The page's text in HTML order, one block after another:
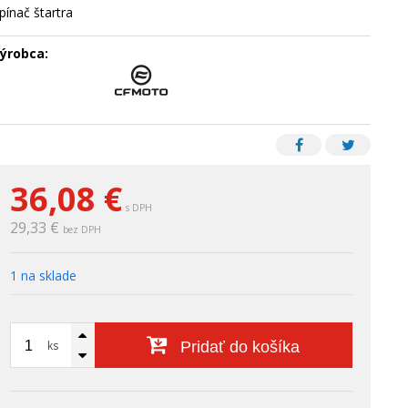
36,08 € s DPH
29,33 € bez DPH
1 na sklade
ks Pridať do košíka
štartra